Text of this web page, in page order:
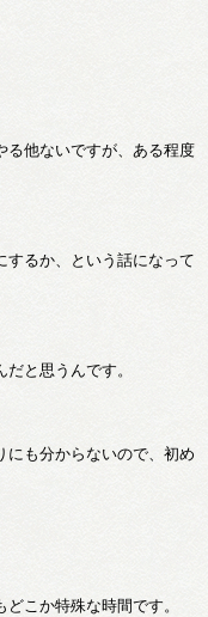
る他ないですが、ある程度
するか、という話になって
と思うんです。
にも分からないので、初め
こか特殊な時間です。